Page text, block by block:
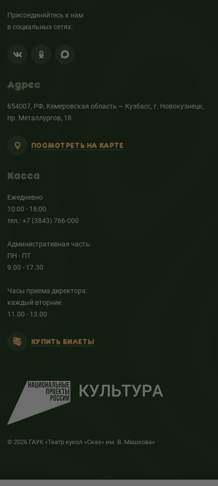
Присоединяйтесь к нам
в социальных сетях:
Адрес
654007, РФ, Кемеровская область — Кузбасс, г. Новокузнецк,
пр. Металлургов, 18
ПОСМОТРЕТЬ НА КАРТЕ
Касса
Ежедневно
10:00 - 18:00
тел.: +7 (3843) 766-000
Административная часть:
ПН - ПТ
9.00 - 17.30
Часы приема директора:
каждый вторник
11.00 - 13.00
КУПИТЬ БИЛЕТЫ
© 2026 ГАУК «Театр кукол «Сказ» им. В. Машкова»